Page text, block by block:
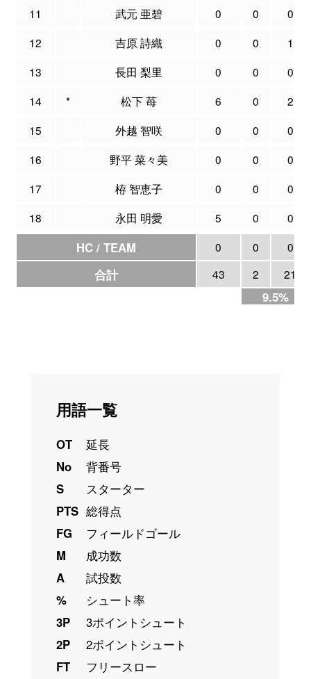
11 武元 亜碧 0 0
0
12
吉原 詩織 0 0
1
13
長田 梨里 0 0
0
14
* 松下 苺 6 0
2
15
外越 智咲 0 0
0
16
野平 菜々美 0 0
0
17
栫 智恵子 0 0
0
18
永田 明愛 5 0 0
HC / TEAM 0 0 0
合計 43 2 21
9.5%
用語一覧
OT
延長
No
背番号
S
スターター
PTS 総得点
FG
フィールドゴール
M
成功数
A
試投数
%
シュート率
3P
3ポイントシュート
2P
2ポイントシュート
FT
フリースロー